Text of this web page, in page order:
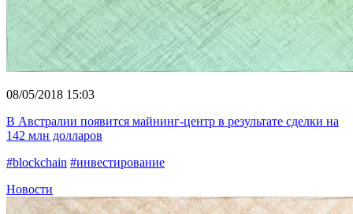
08/05/2018 15:03
В Австралии появится майнинг-центр в результате сделки на
142 млн долларов
#blockchain #инвестирование
Новости